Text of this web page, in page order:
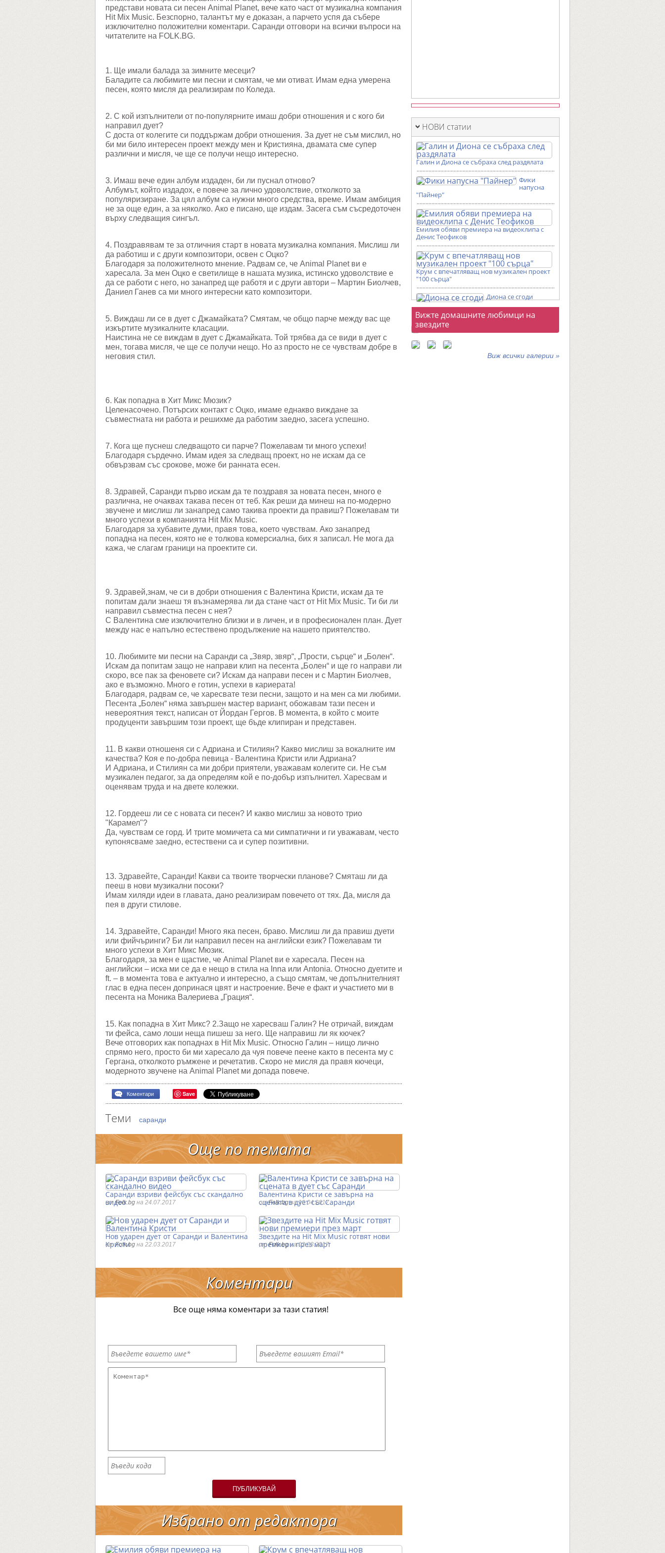
представи новата си песен Animal Planet, вече като част от музикална компания
Hit Mix Music. Безспорно, талантът му е доказан, а парчето успя да събере
изключително положителни коментари. Саранди отговори на всички въпроси на
читателите на FOLK.BG.
1. Ще имали балада за зимните месеци?
Баладите са любимите ми песни и смятам, че ми отиват. Имам една умерена
песен, която мисля да реализирам по Коледа.
2. С кой изпълнители от по-популярните имаш добри отношения и с кого би
направил дует?
С доста от колегите си поддържам добри отношения. За дует не съм мислил, но
би ми било интересен проект между мен и Кристияна, двамата сме супер
различни и мисля, че ще се получи нещо интересно.
3. Имаш вече един албум издаден, би ли пуснал отново?
Албумът, който издадох, е повече за лично удоволствие, отколкото за
популяризиране. За цял албум са нужни много средства, време. Имам амбиция
не за още един, а за няколко. Ако е писано, ще издам. Засега съм съсредоточен
върху следващия сингъл.
4. Поздравявам те за отличния старт в новата музикална компания. Мислиш ли
да работиш и с други композитори, освен с Оцко?
Благодаря за положителното мнение. Радвам се, че Animal Planet ви е
харесала. За мен Оцко е светилище в нашата музика, истинско удоволствие е
да се работи с него, но занапред ще работя и с други автори – Мартин Биолчев,
Даниел Ганев са ми много интересни като композитори.
5. Виждаш ли се в дует с Джамайката? Смятам, че общо парче между вас ще
изкъртите музикалните класации.
Наистина не се виждам в дует с Джамайката. Той трябва да се види в дует с
мен, тогава мисля, че ще се получи нещо. Но аз просто не се чувствам добре в
неговия стил.
6. Как попадна в Хит Микс Мюзик?
Целенасочено. Потърсих контакт с Оцко, имаме еднакво виждане за
съвместната ни работа и решихме да работим заедно, засега успешно.
7. Кога ще пуснеш следващото си парче? Пожелавам ти много успехи!
Благодаря сърдечно. Имам идея за следващ проект, но не искам да се
обвързвам със срокове, може би ранната есен.
8. Здравей, Саранди първо искам да те поздравя за новата песен, много е
различна, не очаквах такава песен от теб. Как реши да минеш на по-модерно
звучене и мислиш ли занапред само такива проекти да правиш? Пожелавам ти
много успехи в компанията Hit Mix Music.
Благодаря за хубавите думи, правя това, което чувствам. Ако занапред
попадна на песен, която не е толкова комерсиална, бих я записал. Не мога да
кажа, че слагам граници на проектите си.
9. Здравей,знам, че си в добри отношения с Валентина Кристи, искам да те
попитам дали знаеш тя възнамерява ли да стане част от Hit Mix Music. Ти би ли
направил съвместна песен с нея?
С Валентина сме изключително близки и в личен, и в професионален план. Дует
между нас е напълно естествено продължение на нашето приятелство.
10. Любимите ми песни на Саранди са „Звяр, звяр“, „Прости, сърце“ и „Болен“.
Искам да попитам защо не направи клип на песента „Болен“ и ще го направи ли
скоро, все пак за феновете си? Искам да направи песен и с Мартин Биолчев,
ако е възможно. Много е готин, успехи в кариерата!
Благодаря, радвам се, че харесвате тези песни, защото и на мен са ми любими.
Песента „Болен“ няма завършен мастер вариант, обожавам тази песен и
невероятния текст, написан от Йордан Гергов. В момента, в който с моите
продуценти завършим този проект, ще бъде клипиран и представен.
11. В какви отношеня си с Адриана и Стилиян? Какво мислиш за вокалните им
качества? Коя е по-добра певица - Валентина Кристи или Адриана?
И Адриана, и Стилиян са ми добри приятели, уважавам колегите си. Не съм
музикален педагог, за да определям кой е по-добър изпълнител. Харесвам и
оценявам труда и на двете колежки.
12. Гордееш ли се с новата си песен? И какво мислиш за новото трио
"Карамел"?
Да, чувствам се горд. И трите момичета са ми симпатични и ги уважавам, често
купонясваме заедно, естествени са и супер позитивни.
13. Здравейте, Саранди! Какви са твоите творчески планове? Смяташ ли да
пееш в нови музикални посоки?
Имам хиляди идеи в главата, дано реализирам повечето от тях. Да, мисля да
пея в други стилове.
14. Здравейте, Саранди! Много яка песен, браво. Мислиш ли да правиш дуети
или фийчъринги? Би ли направил песен на английски език? Пожелавам ти
много успехи в Хит Микс Мюзик.
Благодаря, за мен е щастие, че Animal Planet ви е харесала. Песен на
английски – иска ми се да е нещо в стила на Inna или Antonia. Относно дуетите и
ft. – в момента това е актуално и интересно, а също смятам, че допълнителният
глас в една песен допринася цвят и настроение. Вече е факт и участието ми в
песента на Моника Валериева „Грация“.
15. Как попадна в Хит Микс? 2.Защо не харесваш Галин? Не отричай, виждам
ти фейса, само лоши неща пишеш за него. Ще направиш ли як кючек?
Вече отговорих как попаднах в Hit Mix Music. Относно Галин – нищо лично
спрямо него, просто би ми харесало да чуя повече пеене както в песента му с
Гергана, отколкото ръмжене и речетатив. Скоро не мисля да правя кючеци,
модерното звучене на Animal Planet ми допада повече.
Коментари Save
Теми саранди
Още по темата
Саранди взриви фейсбук със скандално
видео
отFolk.bg на 24.07.2017
Валентина Кристи се завърна на
сцената в дует със Саранди
отFolk.bgна 19.04.2017
Нов ударен дует от Саранди и Валентина
Кристи
отFolk.bg на 22.03.2017
Звездите на Hit Mix Music готвят нови
премиери през март
отFolk.bgна 02.03.2017
Коментари
Все още няма коментари за тази статия!
ПУБЛИКУВАЙ
Избрано от редактора
НОВИ статии
Галин и Диона се събраха след раздялата
Фики
напусна
"Пайнер"
Емилия обяви премиера на видеоклипа с
Денис Теофиков
Крум с впечатляващ нов музикален проект
"100 сърца"
Диона се сгоди
Фотогалерии
Вижте домашните любимци на
звездите
Виж всички галерии »